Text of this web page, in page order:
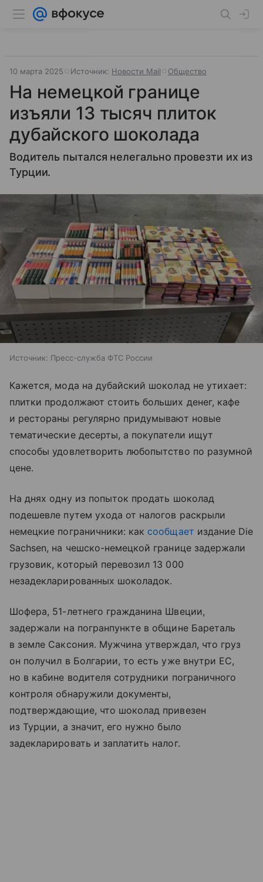
10 марта 2025 Источник: Новости Mail Общество
На немецкой границе
изъяли 13 тысяч плиток
дубайского шоколада
Водитель пытался нелегально провезти их из
Турции.
Источник: Пресс-служба ФТС России
Кажется, мода на дубайский шоколад не утихает:
плитки продолжают стоить больших денег, кафе
и рестораны регулярно придумывают новые
тематические десерты, а покупатели ищут
способы удовлетворить любопытство по разумной
цене.
На днях одну из попыток продать шоколад
подешевле путем ухода от налогов раскрыли
немецкие пограничники: как сообщает издание Die
Sachsen, на чешско-немецкой границе задержали
грузовик, который перевозил 13 000
незадекларированных шоколадок.
Шофера, 51-летнего гражданина Швеции,
задержали на погранпункте в общине Бареталь
в земле Саксония. Мужчина утверждал, что груз
он получил в Болгарии, то есть уже внутри ЕС,
но в кабине водителя сотрудники пограничного
контроля обнаружили документы,
подтверждающие, что шоколад привезен
из Турции, а значит, его нужно было
задекларировать и заплатить налог.